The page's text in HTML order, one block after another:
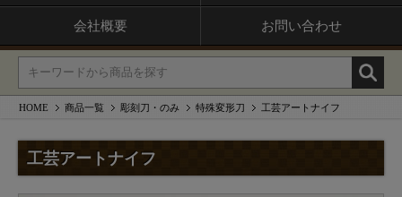
会社概要 お問い合わせ
HOME 商品一覧 彫刻刀・のみ 特殊変形刀 工芸アートナイフ
工芸アートナイフ